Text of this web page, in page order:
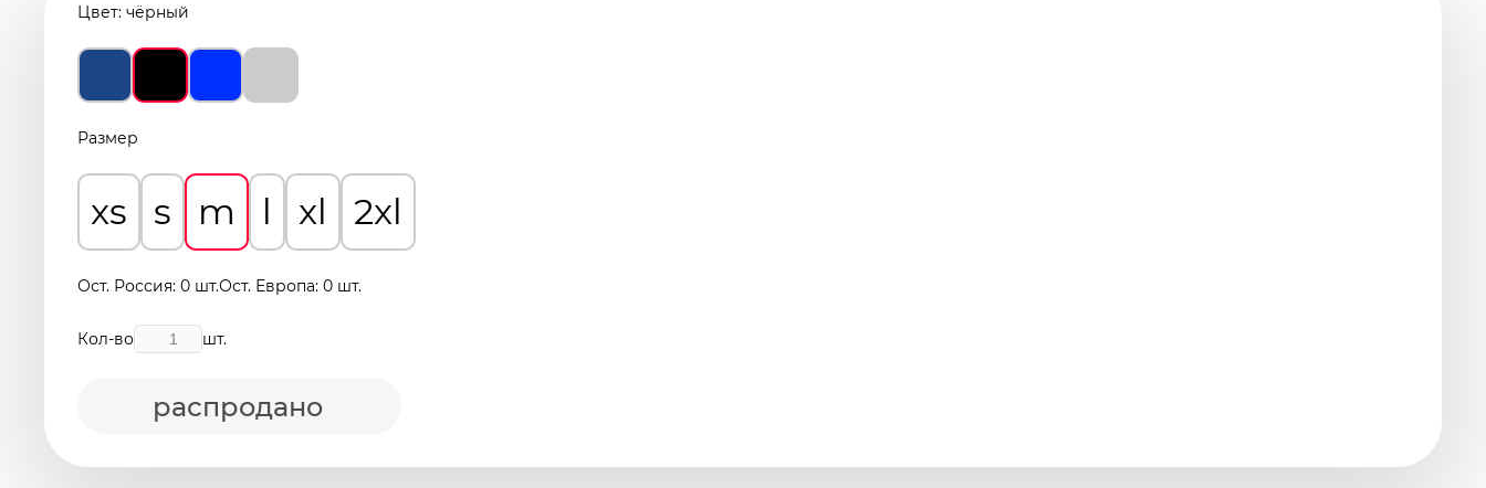
Цвет: чёрный
Размер
xs s m l xl 2xl
Ост. Россия: 0 шт.Ост. Европа: 0 шт.
Кол-во шт.
распродано